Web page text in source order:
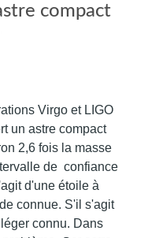
compact
Virgo et LIGO
un astre compact
2,6 fois la masse
de confiance
d'une étoile à
connue. S'il s'agit
connu. Dans